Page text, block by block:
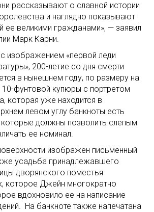
рассказывают о славной истории
и наглядно показывают
ее великими гражданами», — заявил
Марк Карни.
изображением «первой леди
200-летие со дня смерти
в нынешнем году, по размеру на
фунтовой купюры с портретом
которая уже находится в
левом углу банкноты есть
которые должны позволить слепым
ее номинал.
изображен письменный
усадьба принадлежавшего
дворянского поместья
которое Джейн многократно
вдохновило ее на написание
На банкноте также напечатана